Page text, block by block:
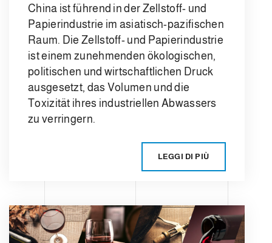
China ist führend in der Zellstoff- und
Papierindustrie im asiatisch-pazifischen
Raum. Die Zellstoff- und Papierindustrie
ist einem zunehmenden ökologischen,
politischen und wirtschaftlichen Druck
ausgesetzt, das Volumen und die
Toxizität ihres industriellen Abwassers
zu verringern.
LEGGI DI PIÙ